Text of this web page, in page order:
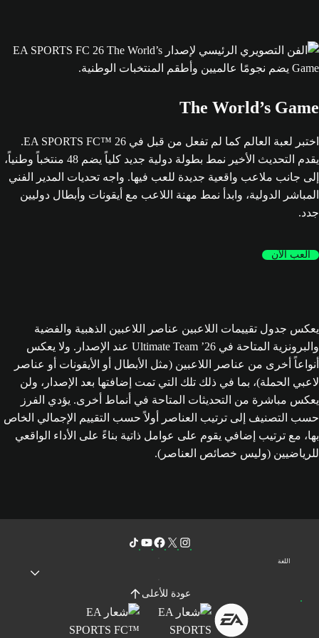
The World’s Game
اختبر لعبة العالم كما لم تفعل من قبل في EA SPORTS FC™ 26.
يقدم التحديث الأخير نمط بطولة دولية جديد كلياً يضم 48 منتخباً وطنياً،
إلى جانب ملاعب واقعية جديدة للعب فيها. واجه تحديات المدير الفني
المباشر الدولية، وابدأ نمط مهنة اللاعب مع أيقونات وأبطال دوليين
جدد.
العب الآن
يعكس جدول تقييمات اللاعبين عناصر اللاعبين الذهبية والفضية
والبرونزية المتاحة في Ultimate Team ’26 عند الإصدار. ولا يعكس
أنواعاً أخرى من عناصر اللاعبين (مثل الأبطال أو الأيقونات أو عناصر
لاعبي الحملة)، بما في ذلك تلك التي تمت إضافتها بعد الإصدار، ولن
يعكس مباشرة من التحديثات المتاحة في أنماط أخرى. يؤدي الفرز
حسب التصنيف إلى ترتيب العناصر أولاً حسب التقييم الإجمالي الخاص
بها، مع ترتيب إضافي يقوم على عوامل ذاتية بناءً على الأداء الواقعي
للرياضيين (وليس خصائص العناصر).
اللغة
عودة للأعلى